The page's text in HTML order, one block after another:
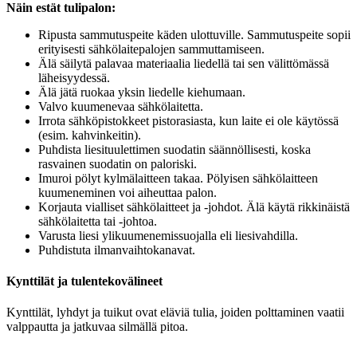
Näin estät tulipalon:
Ripusta sammutuspeite käden ulottuville. Sammutuspeite sopii
erityisesti sähkölaitepalojen sammuttamiseen.
Älä säilytä palavaa materiaalia liedellä tai sen välittömässä
läheisyydessä.
Älä jätä ruokaa yksin liedelle kiehumaan.
Valvo kuumenevaa sähkölaitetta.
Irrota sähköpistokkeet pistorasiasta, kun laite ei ole käytössä
(esim. kahvinkeitin).
Puhdista liesituulettimen suodatin säännöllisesti, koska
rasvainen suodatin on paloriski.
Imuroi pölyt kylmälaitteen takaa. Pölyisen sähkölaitteen
kuumeneminen voi aiheuttaa palon.
Korjauta vialliset sähkölaitteet ja -johdot. Älä käytä rikkinäistä
sähkölaitetta tai -johtoa.
Varusta liesi ylikuumenemissuojalla eli liesivahdilla.
Puhdistuta ilmanvaihtokanavat.
Kynttilät ja tulentekovälineet
Kynttilät, lyhdyt ja tuikut ovat eläviä tulia, joiden polttaminen vaatii
valppautta ja jatkuvaa silmällä pitoa.